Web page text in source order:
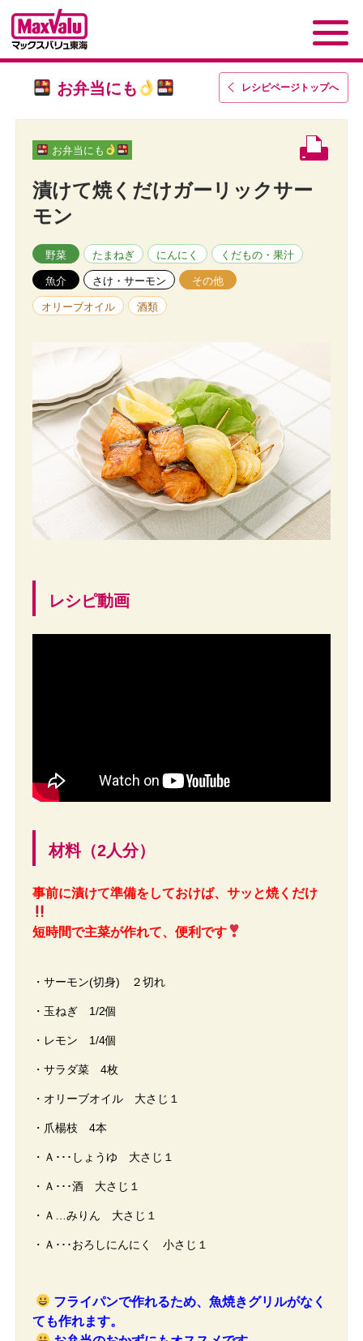
レシピページトップへ
お弁当にも
お弁当にも
漬けて焼くだけガーリックサー
モン
野菜 たまねぎ にんにく くだもの・果汁
魚介 さけ・サーモン その他
オリーブオイル 酒類
レシピ動画
材料（2人分）
事前に漬けて準備をしておけば、サッと焼くだけ
短時間で主菜が作れて、便利です
・サーモン(切身) ２切れ
・玉ねぎ 1/2個
・レモン 1/4個
・サラダ菜 4枚
・オリーブオイル 大さじ１
・爪楊枝 4本
・Ａ･･･しょうゆ 大さじ１
・Ａ･･･酒 大さじ１
・Ａ…みりん 大さじ１
・Ａ･･･おろしにんにく 小さじ１
フライパンで作れるため、魚焼きグリルがなく
ても作れます。